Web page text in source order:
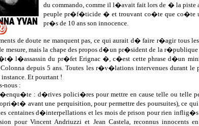
du commando, comme il l�avait fait lors de � la
peuple pr�f�ticide � et trouvant co�te que co�te
pr�s de 10 ans son innocence.
de doute ne manquent pas, ce qui aurait d� faire r�agir tous
mesure, mais la chape des propos d�un pr�sident de la
l�assassin du pr�fet Erignac �, c�est cette phrase d�un
depuis 5 ans. Toutes les r�v�lations intervenues durant
Et pourtant !
nous :
: d�rives polici�res pour mettre en cause telle ou telle
avant une perquisition, pour permettre des poursuites),
centaines d�interpellations et les mois de prison pour rien
pour Vincent Andriuzzi et Jean Castela, reconnus